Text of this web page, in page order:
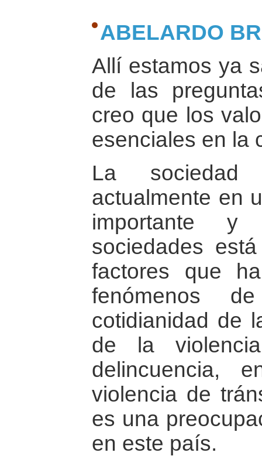
ABELARDO
Allí estamos ya
de las
creo que los
esenciales en la
La sociedad
actualmente en
importante
sociedades
factores que
fenómenos
cotidianidad de
de la
delincuencia,
violencia de
es una
en este país.